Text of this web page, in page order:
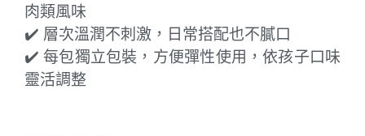
肉類風味
✔️ 層次溫潤不刺激，日常搭配也不膩口
✔️ 每包獨立包裝，方便彈性使用，依孩子口味
靈活調整